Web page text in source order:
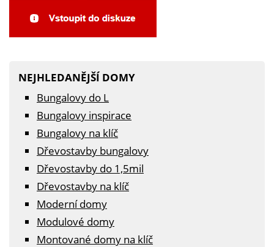
NEJHLEDANĚJŠÍ DOMY
Bungalovy do L
Bungalovy inspirace
Bungalovy na klíč
Dřevostavby bungalovy
Dřevostavby do 1,5mil
Dřevostavby na klíč
Moderní domy
Modulové domy
Montované domy na klíč